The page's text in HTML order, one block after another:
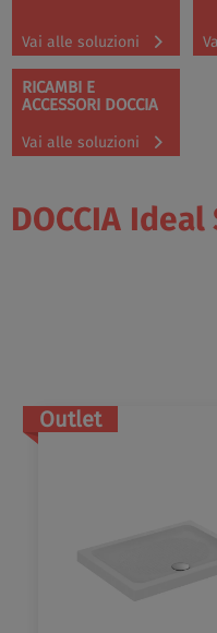
Vai alle soluzioni
RICAMBI E
ACCESSORI DOCCIA
Vai alle soluzioni
DOCCIA Ideal
Outlet